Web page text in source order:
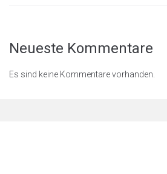
Neueste Kommentare
Es sind keine Kommentare vorhanden.